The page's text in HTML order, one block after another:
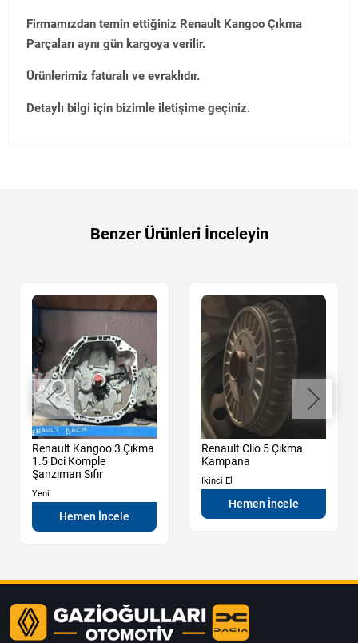
Firmamızdan temin ettiğiniz Renault Kangoo Çıkma
Parçaları aynı gün kargoya verilir.
Ürünlerimiz faturalı ve evraklıdır.
Detaylı bilgi için bizimle iletişime geçiniz.
Benzer Ürünleri İnceleyin
Renault Kangoo 3 Çıkma
1.5 Dci Komple
Şanzıman Sıfır
Yeni
Hemen İncele
Renault Clio 5 Çıkma
Kampana
İkinci El
Hemen İncele